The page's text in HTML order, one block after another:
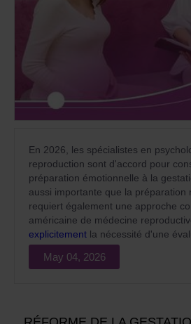
En 2026, les spécialistes en
reproduction sont d'accord pour
préparation émotionnelle à la
aussi importante que la préparation
requiert également une approche
américaine de médecine
explicitement la nécessité d'une
accompagnement psychologique
participants aux programmes de
May 04, 2026